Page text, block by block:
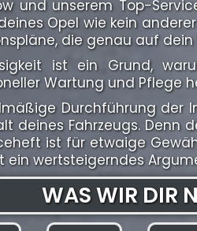
und unserem Top-
Opel wie kein
die genau auf
ist ein Grund,
Wartung und Pflege
Durchführung der
deines Fahrzeugs. Denn
ist für etwaige
ein wertsteigerndes
WAS WIR DIR